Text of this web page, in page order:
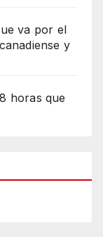
va por el
y
horas que